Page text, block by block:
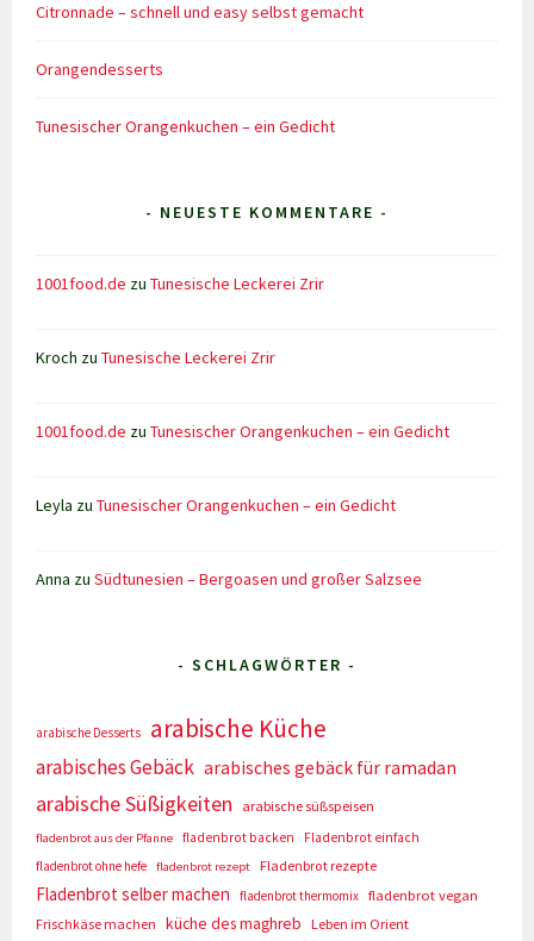
Citronnade – schnell und easy selbst gemacht
Orangendesserts
Tunesischer Orangenkuchen – ein Gedicht
- NEUESTE KOMMENTARE -
1001food.de zuTunesische Leckerei Zrir
Kroch zuTunesische Leckerei Zrir
1001food.de zuTunesischer Orangenkuchen – ein Gedicht
Leyla zuTunesischer Orangenkuchen – ein Gedicht
Anna zuSüdtunesien – Bergoasen und großer Salzsee
- SCHLAGWÖRTER -
arabische Desserts arabische Küche
arabisches Gebäck arabisches gebäck für ramadan
arabische Süßigkeiten arabische süßspeisen
fladenbrot aus der Pfanne fladenbrot backen
Fladenbrot einfach
fladenbrot ohne hefe
fladenbrot rezept Fladenbrot rezepte
Fladenbrot selber machen fladenbrot thermomix fladenbrot vegan
Frischkäse machen
küche des maghreb
Leben im Orient